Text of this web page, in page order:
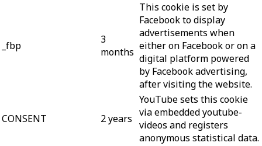
_fbp
3
months
This cookie is set by
Facebook to display
advertisements when
either on Facebook or on a
digital platform powered
by Facebook advertising,
after visiting the website.
CONSENT 2 years
YouTube sets this cookie
via embedded youtube-
videos and registers
anonymous statistical data.